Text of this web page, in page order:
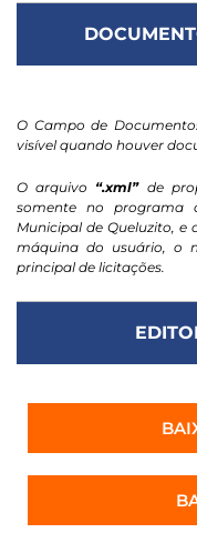
O Campo de
visível quando houver
O arquivo “.xml”de
somente no programa
Municipal de Queluzito,
máquina do usuário, o
principal de licitações.